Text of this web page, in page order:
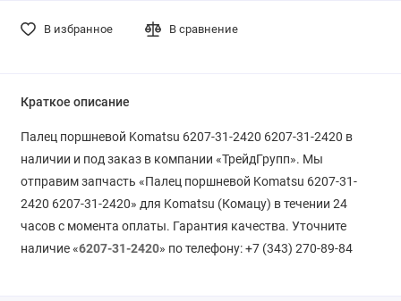
В избранное В сравнение
Краткое описание
Палец поршневой Komatsu 6207-31-2420 6207-31-2420 в
наличии и под заказ в компании «ТрейдГрупп». Мы
отправим запчасть «Палец поршневой Komatsu 6207-31-
2420 6207-31-2420» для Komatsu (Комацу) в течении 24
часов с момента оплаты. Гарантия качества. Уточните
наличие «6207-31-2420» по телефону: +7 (343) 270-89-84